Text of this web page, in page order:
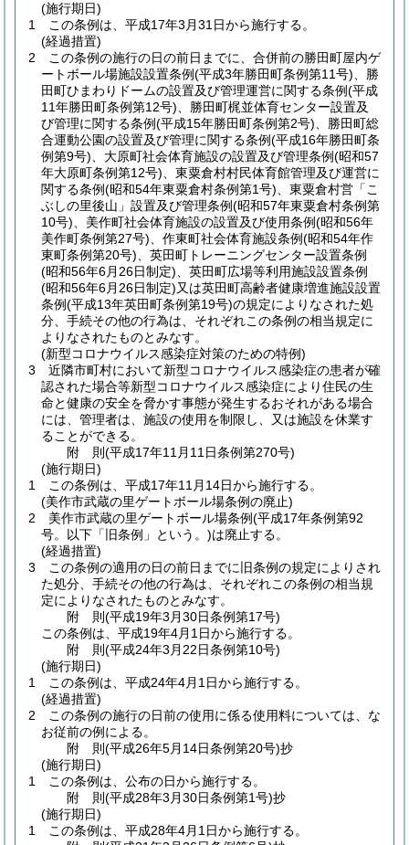
(施行期日)
1
この条例は、平成17年3月31日から施行する。
(経過措置)
2
この条例の施行の日の前日までに、合併前の勝田町屋内ゲ
ートボール場施設設置条例(平成3年勝田町条例第11号) 、勝
田町ひまわりドームの設置及び管理運営に関する条例(平成
11年勝田町条例第12号) 、勝田町梶並体育センター設置及
び管理に関する条例(平成15年勝田町条例第2号) 、勝田町総
合運動公園の設置及び管理に関する条例(平成16年勝田町条
例第9号) 、大原町社会体育施設の設置及び管理条例(昭和57
年大原町条例第12号) 、東粟倉村村民体育館管理及び運営に
関する条例(昭和54年東粟倉村条例第1号) 、東粟倉村営「こ
ぶしの里後山」設置及び管理条例(昭和57年東粟倉村条例第
10号) 、美作町社会体育施設の設置及び使用条例(昭和56年
美作町条例第27号) 、作東町社会体育施設条例(昭和54年作
東町条例第20号) 、英田町トレーニングセンター設置条例
(昭和56年6月26日制定) 、英田町広場等利用施設設置条例
(昭和56年6月26日制定)又は英田町高齢者健康増進施設設置
条例(平成13年英田町条例第19号)の規定によりなされた処
分、手続その他の行為は、それぞれこの条例の相当規定に
よりなされたものとみなす。
(新型コロナウイルス感染症対策のための特例)
3
近隣市町村において新型コロナウイルス感染症の患者が確
認された場合等新型コロナウイルス感染症により住民の生
命と健康の安全を脅かす事態が発生するおそれがある場合
には、管理者は、施設の使用を制限し、又は施設を休業す
ることができる。
附 則(平成17年11月11日条例第270号)
(施行期日)
1
この条例は、平成17年11月14日から施行する。
(美作市武蔵の里ゲートボール場条例の廃止)
2
美作市武蔵の里ゲートボール場条例(平成17年条例第92
号。以下「旧条例」という。)は廃止する。
(経過措置)
3
この条例の適用の日の前日までに旧条例の規定によりされ
た処分、手続その他の行為は、それぞれこの条例の相当規
定によりなされたものとみなす。
附 則(平成19年3月30日条例第17号)
この条例は、平成19年4月1日から施行する。
附 則(平成24年3月22日条例第10号)
(施行期日)
1
この条例は、平成24年4月1日から施行する。
(経過措置)
2
この条例の施行の日前の使用に係る使用料については、な
お従前の例による。
附 則(平成26年5月14日条例第20号)抄
(施行期日)
1
この条例は、公布の日から施行する。
附 則(平成28年3月30日条例第1号)抄
(施行期日)
1
この条例は、平成28年4月1日から施行する。